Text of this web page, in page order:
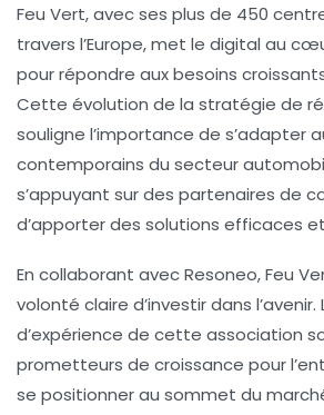
Feu Vert, avec ses plus de 450
travers l’Europe, met le digital au
pour répondre aux besoins
Cette évolution de la stratégie de
souligne l’importance de s’adapter
contemporains du secteur
s’appuyant sur des partenaires de
d’apporter des solutions efficaces
En collaborant avec Resoneo, Feu
volonté claire d’investir dans l’avenir.
d’expérience de cette association
prometteurs de croissance pour
se positionner au sommet du